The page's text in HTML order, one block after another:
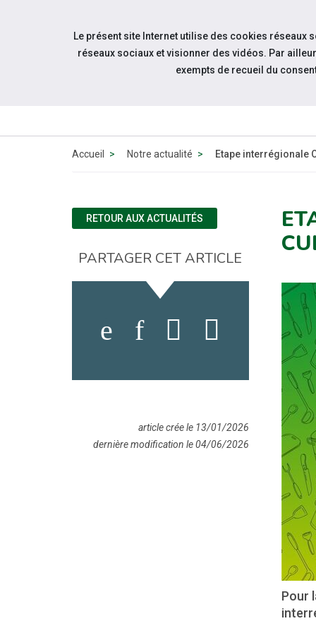
Aller au contenu
Accueil Notre actualité Etape interrégionale
Pour
RETOUR AUX ACTUALITÉS
PARTAGER CET ARTICLE
article crée le 13/01/2026
dernière modification le 04/06/2026
Le présent site Internet utilise des cookies réseaux
réseaux sociaux et visionner des vidéos. Par
exempts de recueil du